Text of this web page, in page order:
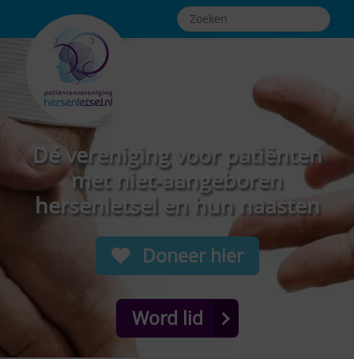
Dé vereniging voor patiënten
met niet-aangeboren
hersenletsel en hun naasten
Doneer hier
Word lid